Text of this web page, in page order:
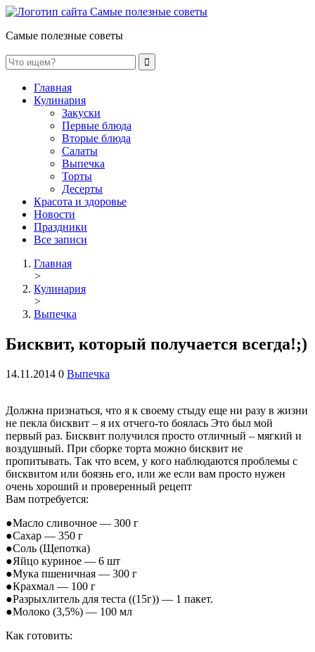
Самые полезные советы
Главная
Кулинария
Закуски
Первые блюда
Вторые блюда
Салаты
Выпечка
Торты
Десерты
Красота и здоровье
Новости
Праздники
Все записи
Главная
>
Кулинария
>
Выпечка
Бисквит, который получается всегда!;)
14.11.2014 0 Выпечка
Должна признаться, что я к своему стыду ещe ни разу в жизни
не пекла бисквит – я их отчего-то боялась Это был мой
первый раз. Бисквит получился просто отличный – мягкий и
воздушный. При сборке торта можно бисквит не
пропитывать. Так что всем, у кого наблюдаются проблемы с
бисквитом или боязнь его, или же если вам просто нужен
очень хороший и проверенный рецепт
Вам потребуется:
●Масло сливочное — 300 г
●Сахар — 350 г
●Соль (Щепотка)
●Яйцо куриное — 6 шт
●Мука пшеничная — 300 г
●Крахмал — 100 г
●Разрыхлитель для теста ((15г)) — 1 пакет.
●Молоко (3,5%) — 100 мл
Как готовить: